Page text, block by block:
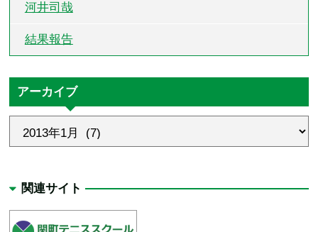
河井司哉
結果報告
アーカイブ
関連サイト